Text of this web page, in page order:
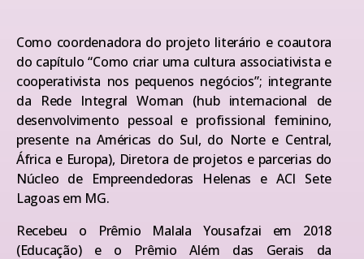
Como coordenadora do projeto literário e coautora
do capítulo “Como criar uma cultura associativista e
cooperativista nos pequenos negócios”; integrante
da Rede Integral Woman (hub internacional de
desenvolvimento pessoal e profissional feminino,
presente na Américas do Sul, do Norte e Central,
África e Europa), Diretora de projetos e parcerias do
Núcleo de Empreendedoras Helenas e ACI Sete
Lagoas em MG.
Recebeu o Prêmio Malala Yousafzai em 2018
(Educação) e o Prêmio Além das Gerais da